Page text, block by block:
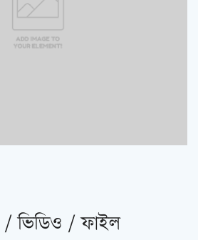
ভিডিও / ফাইল